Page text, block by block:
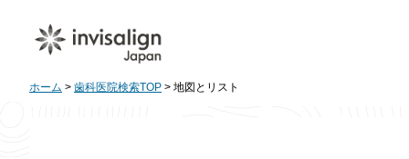
ホーム > 歯科医院検索TOP > 地図とリスト